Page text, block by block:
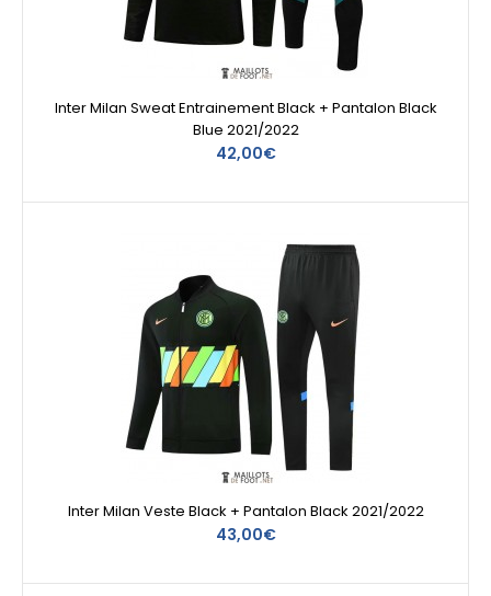
Inter Milan Sweat Entrainement Black + Pantalon Black
Blue 2021/2022
42,00€
Inter Milan Veste Black + Pantalon Black 2021/2022
43,00€